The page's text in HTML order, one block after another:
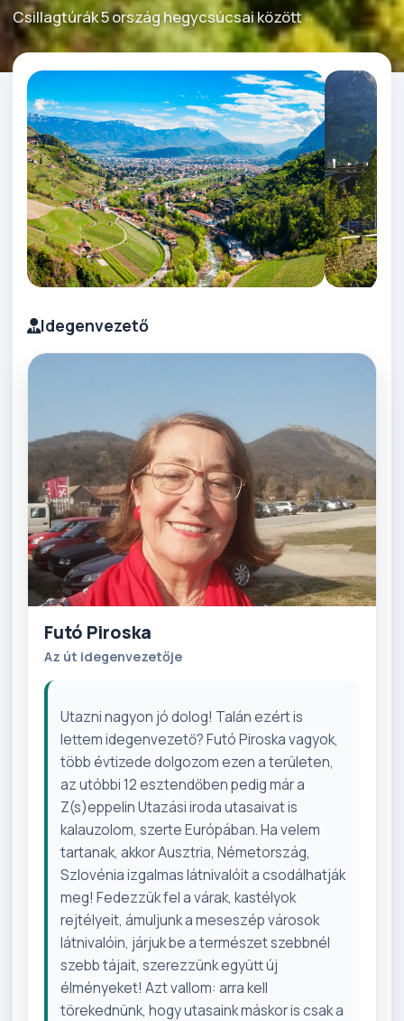
Csillagtúrák 5 ország hegycsúcsai között
Idegenvezető
Futó Piroska
Az út idegenvezetője
Utazni nagyon jó dolog! Talán ezért is
lettem idegenvezető? Futó Piroska vagyok,
több évtizede dolgozom ezen a területen,
az utóbbi 12 esztendőben pedig már a
Z(s)eppelin Utazási iroda utasaivat is
kalauzolom, szerte Európában. Ha velem
tartanak, akkor Ausztria, Németország,
Szlovénia izgalmas látnivalóit a csodálhatják
meg! Fedezzük fel a várak, kastélyok
rejtélyeit, ámuljunk a meseszép városok
látnivalóin, járjuk be a természet szebbnél
szebb tájait, szerezzünk együtt új
élményeket! Azt vallom: arra kell
törekednünk, hogy utasaink máskor is csak a